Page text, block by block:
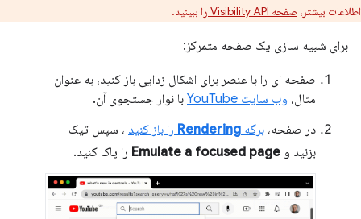
اطلاعات بیشتر، صفحه Visibility API را ببینید.
برای شبیه سازی یک صفحه متمرکز:
صفحه ای را با عنصر برای اشکال زدایی باز کنید، به عنوان
مثال، وب سایت YouTube
با نوار جستجوی آن.
در صفحه، برگه Rendering را باز کنید ، سپس تیک
بزنید و Emulate a focused page را پاک کنید.